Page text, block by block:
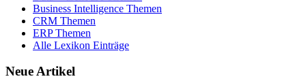
Business Intelligence Themen
CRM Themen
ERP Themen
Alle Lexikon Einträge
Neue Artikel